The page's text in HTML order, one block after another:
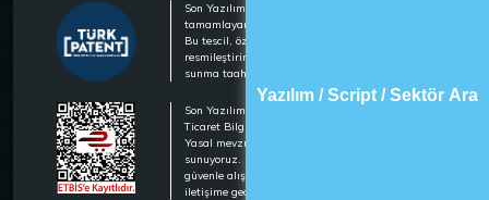
Son Yazılım olarak, marka tescilimizi
tamamlayarak hizmetlerimizi güvence altına aldık.
Bu tescil, özgünlüğümüzü ve kalitemizi
resmileştirirken, müşterilerimize güvenli hizmet
sunma taahhüdümüzü pekiştirmektedir.
Son Yazılım olarak, Ticaret Bakanlığı Elektronik
Ticaret Bilgi Sistemi (ETBİS) kaydımızı tamamladık.
Yasal mevzuata uygun, güvenilir ve şeffaf hizmet
sunuyoruz. Müşterilerimiz, ETBİS güvencesiyle
güvenle alışveriş yapabilir. Detaylı bilgi için bizimle
iletişime geçebilirsiniz.
Yazılım / Script / Sektör Ara